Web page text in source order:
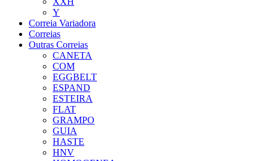
Y
Correia Variadora
Correias
Outras Correias
CANETA
COM
EGGBELT
ESPAND
ESTEIRA
FLAT
GRAMPO
GUIA
HASTE
HNV